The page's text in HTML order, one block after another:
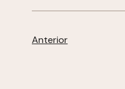
Anterior